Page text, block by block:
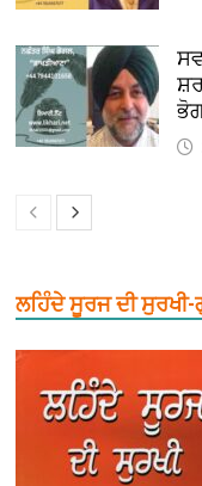
ਲਹਿੰਦੇ ਸੂਰਜ ਦੀ